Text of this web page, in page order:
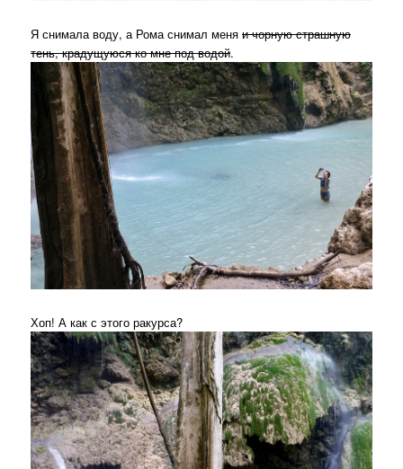
Я снимала воду, а Рома снимал меняи чорную страшную
тень, крадущуюся ко мне под водой.
Хоп! А как с этого ракурса?